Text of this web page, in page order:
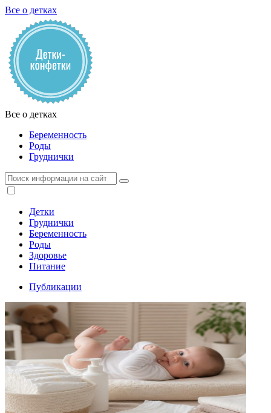
Все о детках
Все о детках
Беременность
Роды
Груднички
Детки
Груднички
Беременность
Роды
Здоровье
Питание
Публикации